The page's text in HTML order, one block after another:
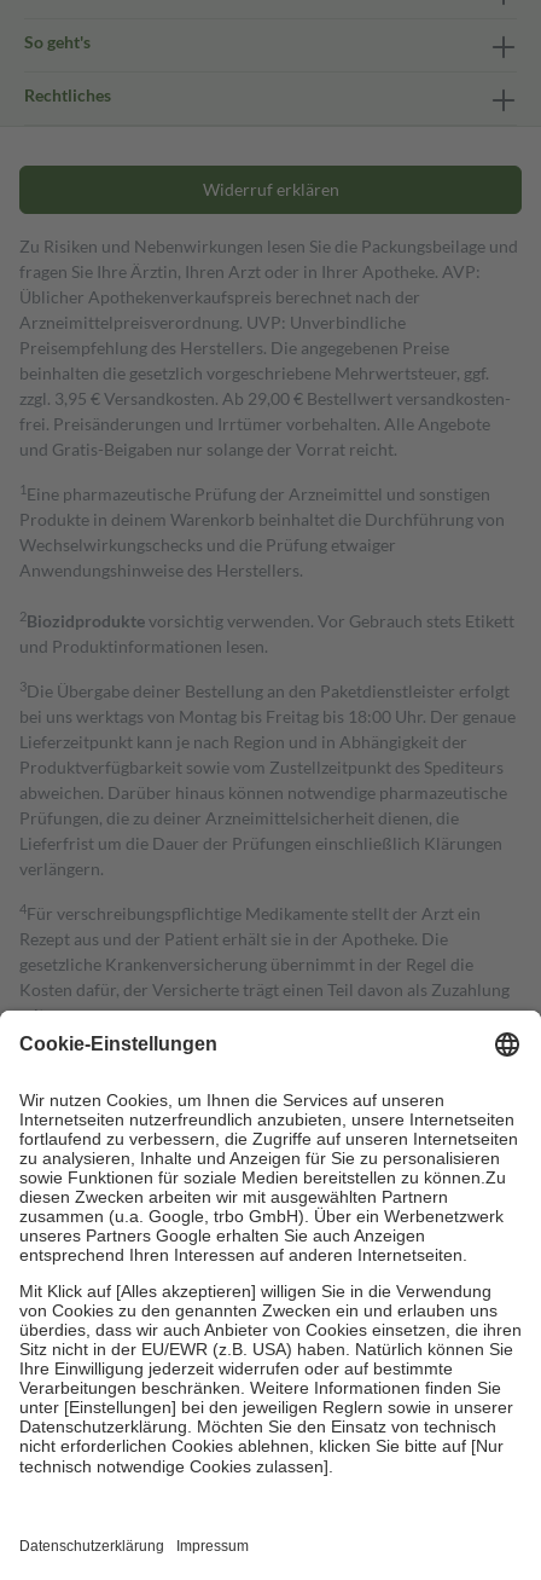
So geht's
Rechtliches
Widerruf erklären
Zu Risiken und Nebenwirkungen lesen Sie die Packungsbeilage und
fragen Sie Ihre Ärztin, Ihren Arzt oder in Ihrer Apotheke. AVP:
Üblicher Apothekenverkaufspreis berechnet nach der
Arzneimittelpreisverordnung. UVP: Unverbindliche
Preisempfehlung des Herstellers. Die angegebenen Preise
beinhalten die gesetzlich vorgeschriebene Mehrwertsteuer, ggf.
zzgl. 3,95 € Versandkosten. Ab 29,00 € Bestell­wert versand­kosten­
frei. Preisänderungen und Irrtümer vorbehalten. Alle Angebote
und Gratis-Beigaben nur solange der Vorrat reicht.
1 Eine pharmazeutische Prüfung der Arzneimittel und sonstigen
Produkte in deinem Warenkorb beinhaltet die Durchführung von
Wechselwirkungschecks und die Prüfung etwaiger
Anwendungshinweise des Herstellers.
2Biozidproduktevorsichtig verwenden. Vor Gebrauch stets Etikett
und Produktinformationen lesen.
3Die Übergabe deiner Bestellung an den Paketdienstleister erfolgt
bei uns werktags von Montag bis Freitag bis 18:00 Uhr. Der genaue
Lieferzeitpunkt kann je nach Region und in Abhängigkeit der
Produktverfügbarkeit sowie vom Zustellzeitpunkt des Spediteurs
abweichen. Darüber hinaus können notwendige pharmazeutische
Prüfungen, die zu deiner Arzneimittelsicherheit dienen, die
Lieferfrist um die Dauer der Prüfungen einschließlich Klärungen
verlängern.
4Für verschreibungspflichtige Medikamente stellt der Arzt ein
Rezept aus und der Patient erhält sie in der Apotheke. Die
gesetzliche Krankenversicherung übernimmt in der Regel die
Kosten dafür, der Versicherte trägt einen Teil davon als Zuzahlung
mit.
Grundsätzlich leisten Mitglieder Zuzahlungen in Höhe von zehn
höchstens zehn Euro.
Es sind jedoch nie mehr als die tatsächlichen
Kosten der Leistung zu entrichten.
Diese Regeln gelten grundsätzlich auch für Online-Apotheken.
Bei Heilmitteln und häuslicher Krankenpflege beträgt die
Zuzahlung zehn Prozent der Kosten sowie zehn Euro je
Verordnung.
Um das Engagement der Versicherten für ihre eigene Gesundheit zu
stärken und die besondere Stellung der Familie zu unterstützen,
fallenkeine Zuzahlungenan bei:
• Kindern und Jugendlichen bis zum vollendeten 18. Lebensjahr
mit Ausnahme der Fahrkosten
• Untersuchungen zur Vorsorge und Früherkennung, die von der
GKV getragen werden
• empfohlenen Schutzimpfungen
• Harn- und Blutteststreifen
getroffen, um sicherzustellen, dass es sich um echte Bewertungen